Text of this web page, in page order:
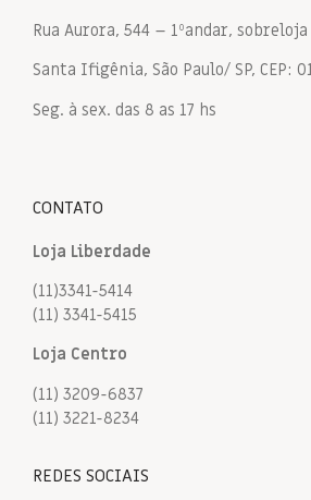
Rua Aurora, 544 – 1ºandar, sobreloja
Santa Ifigênia, São Paulo/ SP, CEP:
Seg. à sex. das 8 as 17 hs
CONTATO
Loja Liberdade
(11)3341-5414
(11) 3341-5415
Loja Centro
(11) 3209-6837
(11) 3221-8234
REDES SOCIAIS